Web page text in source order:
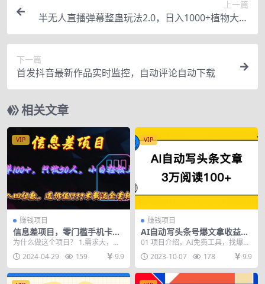
上一篇
半无人直播弹幕整蛊玩法2.0，日入1000+植物大战
僵尸弹幕整蛊，撸礼物音…
下一篇
首发抖音最新作品实时监控，自动评论自动下载
相关文章
VIP
赚钱项目
信息差项目，零门槛手机卡推
广，一单100+，送价值1999
元全套截流软件
为什么做这个项目？ 1.需求大，只
要用手机，必须要用卡 2.流量大，
消费低 3....
2024-04-29 159 9.9
VIP
赚钱项目
AI自动写头条号爆文拿收益，
3w阅读100块，可多号发爆文
01 项目介绍，AI免费工具，找爆款
对标 02 AI指令生成文章，发布
2023-10-07 178 9.9